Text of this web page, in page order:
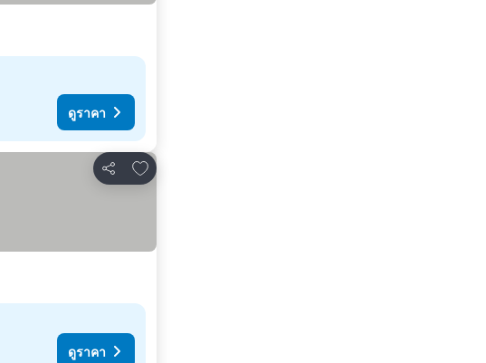
ดูราคา
แชร์
เพิ่มในรายการโปรด
ดูราคา